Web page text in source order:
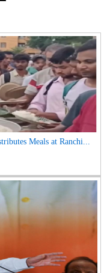
Meals at Ranchi...